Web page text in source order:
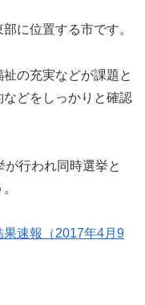
に位置する市です。
の充実などが課題と
どをしっかりと確認
が行われ同時選挙と
速報（2017年4月9